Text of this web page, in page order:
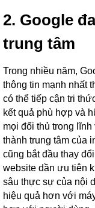
2. Google
trung tâm
Trong nhiều năm,
thông tin mạnh nhất
có thể tiếp cận tri
kết quả phù hợp và
mọi đối thủ trong
thành trung tâm của
cũng bắt đầu thay
website dần ưu tiên
sâu thực sự của nội
hiệu quả hơn với